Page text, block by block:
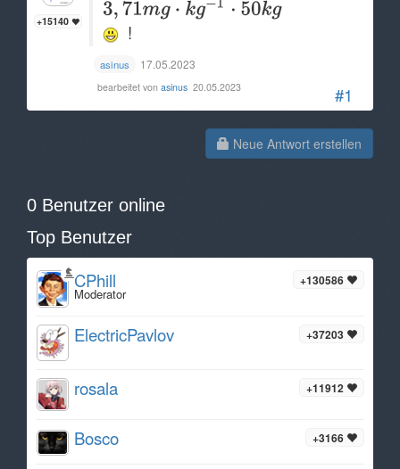
#1
+15140 !
asinus 17.05.2023
bearbeitet von asinus 20.05.2023
Neue Antwort erstellen
0 Benutzer online
Top Benutzer
+130586
CPhill
Moderator
+37203
ElectricPavlov
+11912
rosala
+3166
Bosco